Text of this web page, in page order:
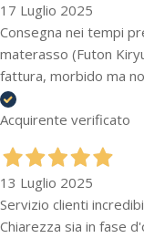
17 Luglio 2025
Consegna nei tempi
materasso (Futon
fattura, morbido ma
Acquirente verificato
13 Luglio 2025
Servizio clienti
Chiarezza sia in fase